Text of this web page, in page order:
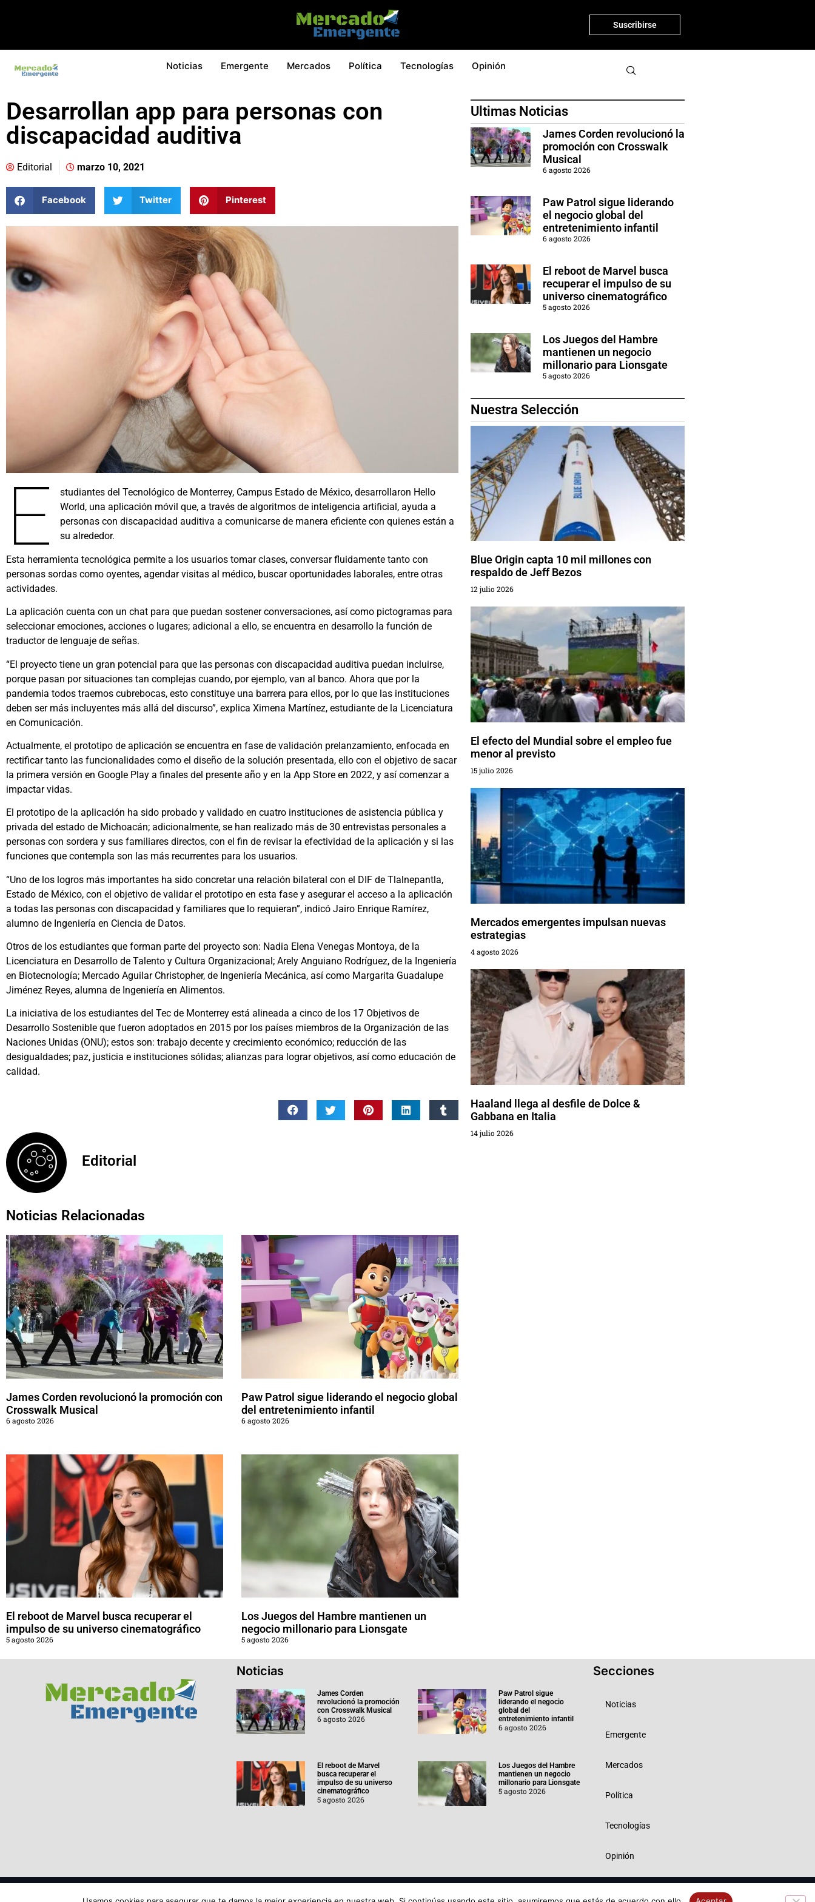
Suscribirse
Noticias Emergente Mercados Política Tecnologías Opinión
Desarrollan app para personas con
discapacidad auditiva
Editorial marzo 10, 2021
Facebook Twitter Pinterest
E
studiantes del Tecnológico de Monterrey, Campus Estado de México, desarrollaron Hello
World, una aplicación móvil que, a través de algoritmos de inteligencia artificial, ayuda a
personas con discapacidad auditiva a comunicarse de manera eficiente con quienes están a
su alrededor.
Esta herramienta tecnológica permite a los usuarios tomar clases, conversar fluidamente tanto con
personas sordas como oyentes, agendar visitas al médico, buscar oportunidades laborales, entre otras
actividades.
La aplicación cuenta con un chat para que puedan sostener conversaciones, así como pictogramas para
seleccionar emociones, acciones o lugares; adicional a ello, se encuentra en desarrollo la función de
traductor de lenguaje de señas.
“El proyecto tiene un gran potencial para que las personas con discapacidad auditiva puedan incluirse,
porque pasan por situaciones tan complejas cuando, por ejemplo, van al banco. Ahora que por la
pandemia todos traemos cubrebocas, esto constituye una barrera para ellos, por lo que las instituciones
deben ser más incluyentes más allá del discurso”, explica Ximena Martínez, estudiante de la Licenciatura
en Comunicación.
Actualmente, el prototipo de aplicación se encuentra en fase de validación prelanzamiento, enfocada en
rectificar tanto las funcionalidades como el diseño de la solución presentada, ello con el objetivo de sacar
la primera versión en Google Play a finales del presente año y en la App Store en 2022, y así comenzar a
impactar vidas.
El prototipo de la aplicación ha sido probado y validado en cuatro instituciones de asistencia pública y
privada del estado de Michoacán; adicionalmente, se han realizado más de 30 entrevistas personales a
personas con sordera y sus familiares directos, con el fin de revisar la efectividad de la aplicación y si las
funciones que contempla son las más recurrentes para los usuarios.
“Uno de los logros más importantes ha sido concretar una relación bilateral con el DIF de Tlalnepantla,
Estado de México, con el objetivo de validar el prototipo en esta fase y asegurar el acceso a la aplicación
a todas las personas con discapacidad y familiares que lo requieran”, indicó Jairo Enrique Ramírez,
alumno de Ingeniería en Ciencia de Datos.
Otros de los estudiantes que forman parte del proyecto son: Nadia Elena Venegas Montoya, de la
Licenciatura en Desarrollo de Talento y Cultura Organizacional; Arely Anguiano Rodríguez, de la Ingeniería
en Biotecnología; Mercado Aguilar Christopher, de Ingeniería Mecánica, así como Margarita Guadalupe
Jiménez Reyes, alumna de Ingeniería en Alimentos.
La iniciativa de los estudiantes del Tec de Monterrey está alineada a cinco de los 17 Objetivos de
Desarrollo Sostenible que fueron adoptados en 2015 por los países miembros de la Organización de las
Naciones Unidas (ONU); estos son: trabajo decente y crecimiento económico; reducción de las
desigualdades; paz, justicia e instituciones sólidas; alianzas para lograr objetivos, así como educación de
calidad.
Editorial
Noticias Relacionadas
James Corden revolucionó la promoción con
Crosswalk Musical
6 agosto 2026
Paw Patrol sigue liderando el negocio global
del entretenimiento infantil
6 agosto 2026
El reboot de Marvel busca recuperar el
impulso de su universo cinematográfico
5 agosto 2026
Los Juegos del Hambre mantienen un
negocio millonario para Lionsgate
5 agosto 2026
Ultimas Noticias
James Corden revolucionó la
promoción con Crosswalk
Musical
6 agosto 2026
Paw Patrol sigue liderando
el negocio global del
entretenimiento infantil
6 agosto 2026
El reboot de Marvel busca
recuperar el impulso de su
universo cinematográfico
5 agosto 2026
Los Juegos del Hambre
mantienen un negocio
millonario para Lionsgate
5 agosto 2026
Nuestra Selección
Blue Origin capta 10 mil millones con
respaldo de Jeff Bezos
12 julio 2026
El efecto del Mundial sobre el empleo fue
menor al previsto
15 julio 2026
Mercados emergentes impulsan nuevas
estrategias
4 agosto 2026
Haaland llega al desfile de Dolce &
Gabbana en Italia
14 julio 2026
Noticias
James Corden
revolucionó la promoción
con Crosswalk Musical
6 agosto 2026
Paw Patrol sigue
liderando el negocio
global del
entretenimiento infantil
6 agosto 2026
El reboot de Marvel
busca recuperar el
impulso de su universo
cinematográfico
5 agosto 2026
Los Juegos del Hambre
mantienen un negocio
millonario para Lionsgate
5 agosto 2026
Secciones
Noticias
Emergente
Mercados
Política
Tecnologías
Opinión
© 2026 Todos los derechos reservados ME SRL.